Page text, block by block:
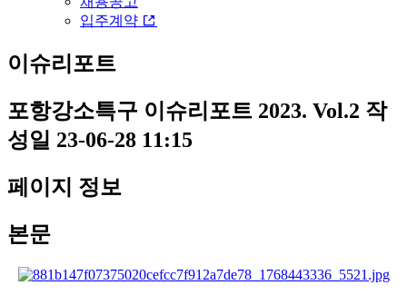
입주계약
이슈리포트
포항강소특구 이슈리포트 2023. Vol.2 작
성일 23-06-28 11:15
페이지 정보
본문